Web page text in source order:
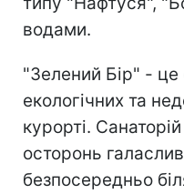
водами.
"Зелений Бір" - це
екологічних та
курорті.
осторонь
безпосередньо